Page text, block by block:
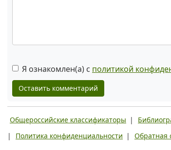
Я ознакомлен(а) с политикой
Оставить комментарий
Общероссийские классификаторы |
|
Политика конфиденциальности | Обратная